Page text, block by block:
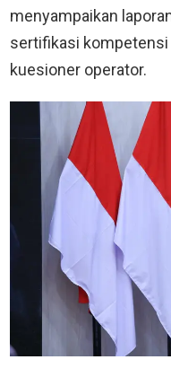
menyampaikan
sertifikasi kompetensi
kuesioner operator.